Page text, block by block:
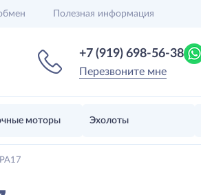
Полезная информация
+7 (919) 698-56-38
Перезвоните мне
моторы Эхолоты